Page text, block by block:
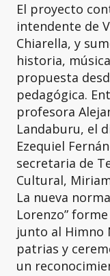
El proyecto
intendente de
Chiarella, y
historia,
propuesta
pedagógica.
profesora
Landaburu, el
Ezequiel
secretaria de
Cultural,
La nueva
Lorenzo”
junto al Himno
patrias y
un